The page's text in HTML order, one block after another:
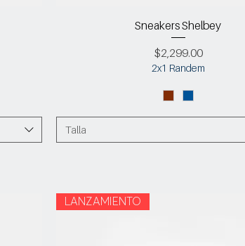
Sneakers Shelbey
Precio
$2,299.00
2x1 Randem
Talla
LANZAMIENTO